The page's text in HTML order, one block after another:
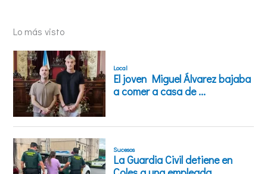
Lo más visto